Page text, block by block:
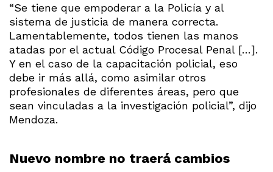
“Se tiene que empoderar a la Policía y al
sistema de justicia de manera correcta.
Lamentablemente, todos tienen las manos
atadas por el actual Código Procesal Penal […].
Y en el caso de la capacitación policial, eso
debe ir más allá, como asimilar otros
profesionales de diferentes áreas, pero que
sean vinculadas a la investigación policial”, dijo
Mendoza.
Nuevo nombre no traerá cambios